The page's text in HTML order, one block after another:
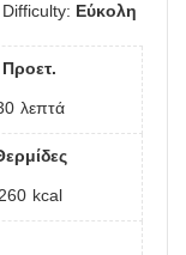
Difficulty: Εύκολη
Προετ.
λεπτά
260 kcal